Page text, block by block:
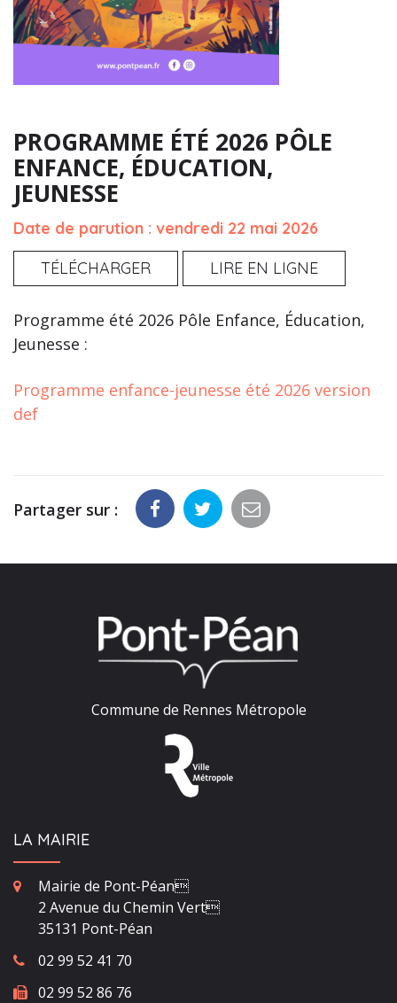
PROGRAMME ÉTÉ 2026 PÔLE
ENFANCE, ÉDUCATION,
JEUNESSE
Date de parution : vendredi 22 mai 2026
TÉLÉCHARGER
LIRE EN LIGNE
Programme été 2026 Pôle Enfance, Éducation,
Jeunesse :
Programme enfance-jeunesse été 2026 version
def
Partager sur :
Commune de Rennes Métropole
LA MAIRIE
Mairie de Pont-Péan
2 Avenue du Chemin Vert
35131 Pont-Péan
02 99 52 41 70
02 99 52 86 76